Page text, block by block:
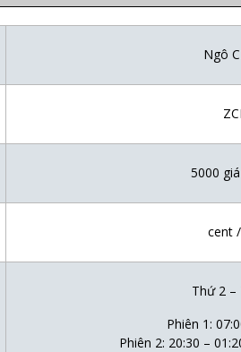
Ngô C
5000 giá
cent
Thứ2 –
Phiên 1:
Phiên 2: 20:30 –